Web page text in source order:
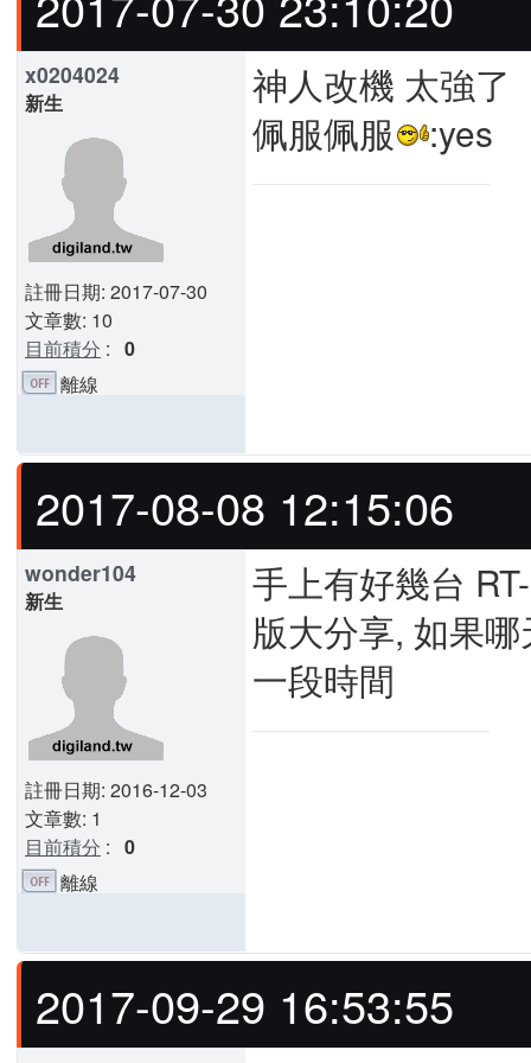
x0204024
新生
註冊日期: 2017-07-30
文章數: 10
目前積分 : 0
神人改機 太強了
佩服佩服
:yes
離線
2017-08-08 12:15:06
wonder104
新生
註冊日期: 2016-12-03
文章數: 1
目前積分 : 0
手上有好幾台
版大分享, 如果
一段時間
離線
2017-09-29 16:53:55